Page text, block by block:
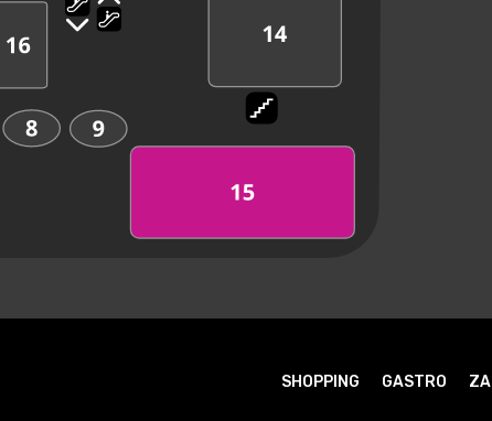
SHOPPING GASTRO